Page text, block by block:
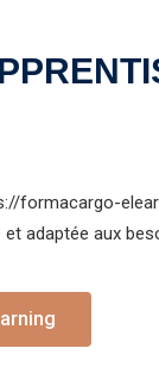
formacargo-
adaptée aux